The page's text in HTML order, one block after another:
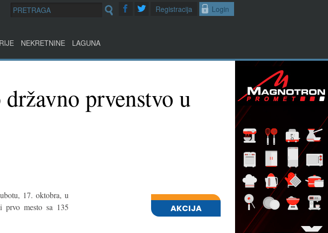
Login
Registracija
NEKRETNINE LAGUNA
prvenstvo u
17. oktobra, u
prvo mesto sa 135